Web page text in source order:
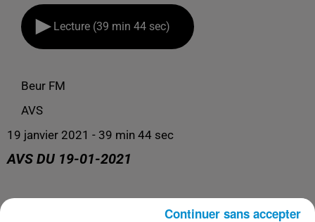
Lecture (39 min 44 sec)
Beur FM
AVS
19 janvier 2021 - 39 min 44 sec
AVS DU 19-01-2021
AVS
Continuer sans accepter